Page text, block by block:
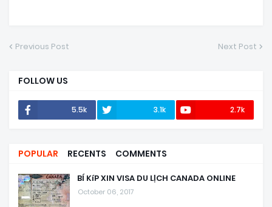
Previous Post Next Post
FOLLOW US
5.5k 3.1k 2.7k
POPULAR RECENTS COMMENTS
BÍ KíP XIN VISA DU LỊCH CANADA ONLINE
October 06, 2017